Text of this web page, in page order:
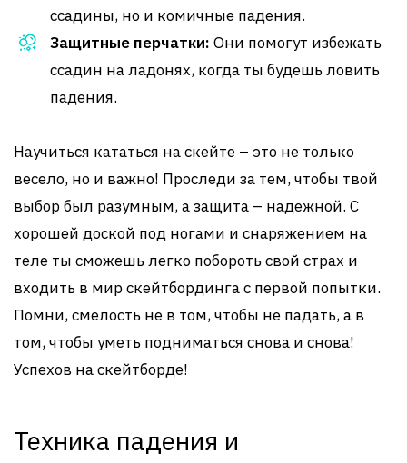
ссадины, но и комичные падения.
Защитные перчатки: Они помогут избежать
ссадин на ладонях, когда ты будешь ловить
падения.
Научиться кататься на скейте – это не только
весело, но и важно! Проследи за тем, чтобы твой
выбор был разумным, а защита – надежной. С
хорошей доской под ногами и снаряжением на
теле ты сможешь легко побороть свой страх и
входить в мир скейтбординга с первой попытки.
Помни, смелость не в том, чтобы не падать, а в
том, чтобы уметь подниматься снова и снова!
Успехов на скейтборде!
Техника падения и